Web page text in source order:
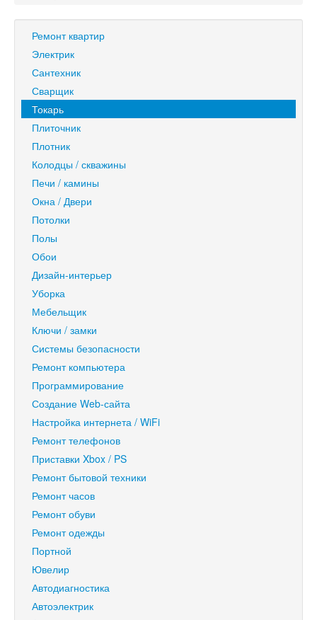
Ремонт квартир
Электрик
Сантехник
Сварщик
Токарь
Плиточник
Плотник
Колодцы / скважины
Печи / камины
Окна / Двери
Потолки
Полы
Обои
Дизайн-интерьер
Уборка
Мебельщик
Ключи / замки
Системы безопасности
Ремонт компьютера
Программирование
Создание Web-сайта
Настройка интернета / WiFi
Ремонт телефонов
Приставки Xbox / PS
Ремонт бытовой техники
Ремонт часов
Ремонт обуви
Ремонт одежды
Портной
Ювелир
Автодиагностика
Автоэлектрик